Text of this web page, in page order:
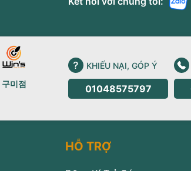
구미점
KHIẾU NẠI, GÓP Ý
01048575797
HỖ TRỢ